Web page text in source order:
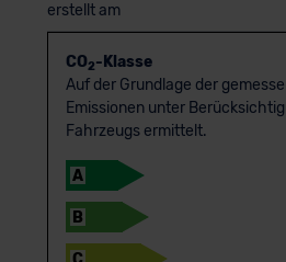
erstellt am
CO2-Klasse
Auf der Grundlage der
Emissionen unter
Fahrzeugs ermittelt.
A
B